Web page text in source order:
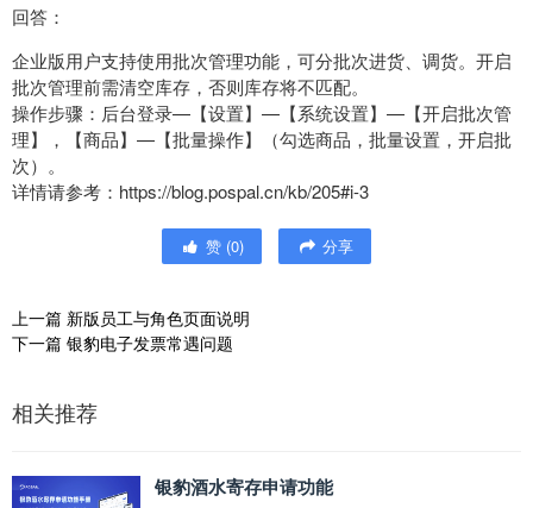
回答：
企业版用户支持使用批次管理功能，可分批次进货、调货。开启
批次管理前需清空库存，否则库存将不匹配。
操作步骤：后台登录—【设置】—【系统设置】—【开启批次管
理】，【商品】—【批量操作】（勾选商品，批量设置，开启批
次）。
详情请参考：https://blog.pospal.cn/kb/205#i-3
赞 (0) 分享
上一篇 新版员工与角色页面说明
下一篇 银豹电子发票常遇问题
相关推荐
银豹酒水寄存申请功能